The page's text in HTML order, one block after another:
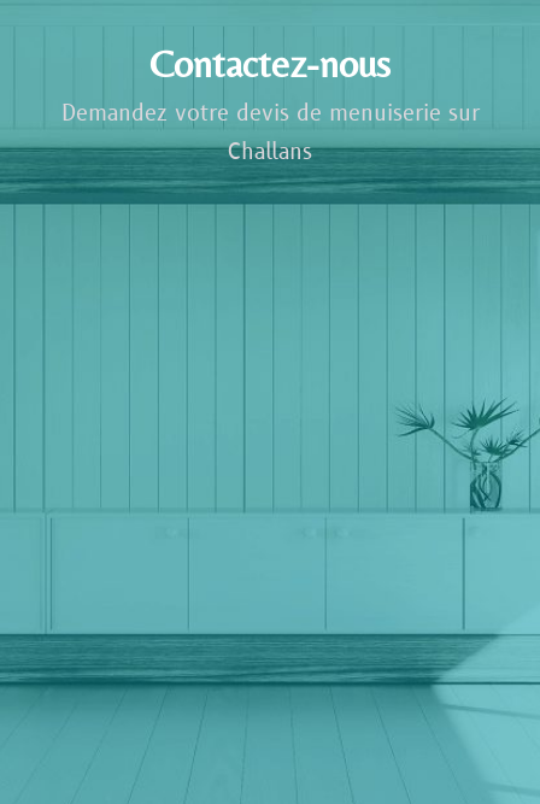
Contactez-nous
Demandez votre devis de menuiserie sur
Challans